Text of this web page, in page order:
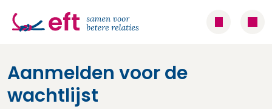
Aanmelden voor de
wachtlijst